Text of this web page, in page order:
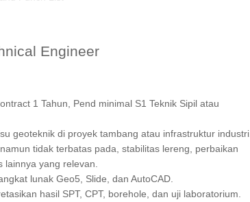
Engineer
1 Tahun, Pend minimal S1 Teknik Sipil atau
geoteknik di proyek tambang atau infrastruktur industri.
tidak terbatas pada, stabilitas lereng, perbaikan
yang relevan.
lunak Geo5, Slide, dan AutoCAD.
hasil SPT, CPT, borehole, dan uji laboratorium.